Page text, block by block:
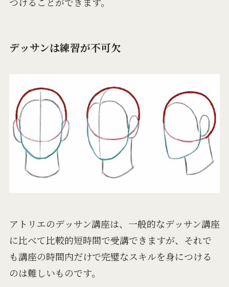
デッサンは練習が不可欠
アトリエのデッサン講座は、一般的なデッサン講座
に比べて比較的短時間で受講できますが、それで
も講座の時間内だけで完璧なスキルを身につける
のは難しいものです。